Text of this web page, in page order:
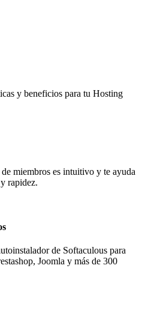
y beneficios para tu Hosting
miembros es intuitivo y te ayuda
rapidez.
de Softaculous para
Joomla y más de 300